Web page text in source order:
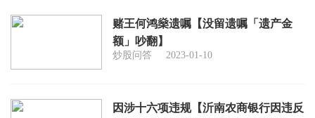
赌王何鸿燊遗嘱【没留遗嘱「遗产金
额」吵翻】
炒股问答 2023-01-10
因涉十六项违规【沂南农商银行因违反